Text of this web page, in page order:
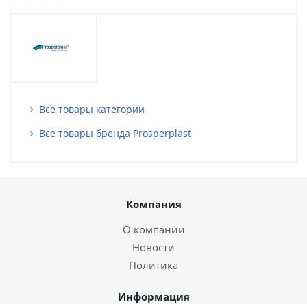
Все товары категории
Все товары бренда Prosperplast
Компания
О компании
Новости
Политика
Информация